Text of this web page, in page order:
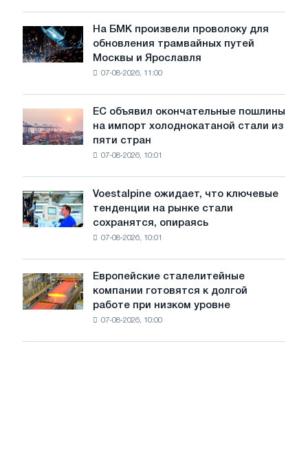
в
июле
На
БМК
произвели
трамвайных
путей
Москвы
Ярославля
На БМК произвели проволоку для
обновления трамвайных путей
Москвы и Ярославля
07-08-2026, 11:00
объявил
окончательные
холоднокатаной
стали
из
стран
ЕС объявил окончательные пошлины
на импорт холоднокатаной стали из
пяти стран
07-08-2026, 10:01
Voestalpine
ожидает,
что
рынке
стали
сохранятся,
на
Voestalpine ожидает, что ключевые
тенденции на рынке стали
сохранятся, опираясь
07-08-2026, 10:01
Европейские
сталелитейные
компании
Европейские сталелитейные
компании готовятся к долгой
работе при низком уровне
07-08-2026, 10:00